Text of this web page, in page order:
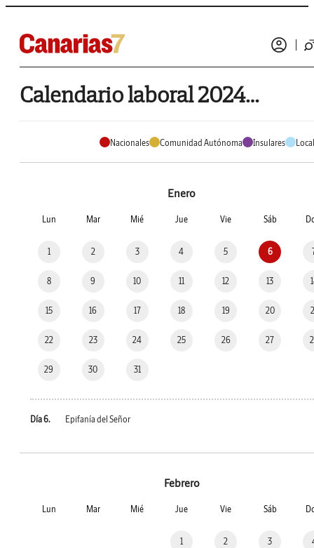
Calendario laboral 2024 de Villa de Mazo
Nacionales Comunidad Autónoma Insulares
Enero
Lun Mar Mié Jue Vie Sáb
1 2 3 4 5 6
8 9 10 11 12 13
15 16 17 18 19 20
22 23 24 25 26 27
29 30 31
Día 6. Epifanía del Señor
Febrero
Lun Mar Mié Jue Vie Sáb
1 2 3